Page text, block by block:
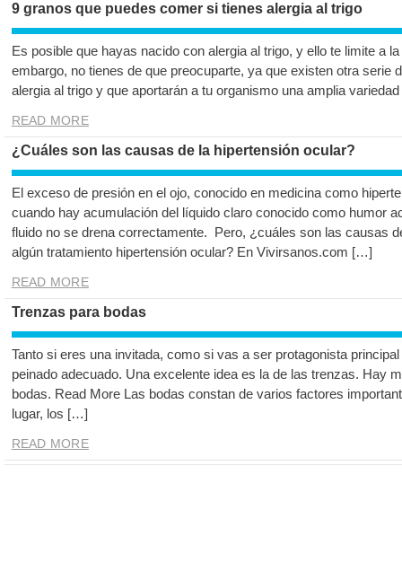
9 granos que puedes comer si tienes alergia al trigo
Es posible que hayas nacido con alergia al trigo, y ello te limite a
embargo, no tienes de que preocuparte, ya que existen otra serie
alergia al trigo y que aportarán a tu organismo una amplia
READ MORE
¿Cuáles son las causas de la hipertensión ocular?
El exceso de presión en el ojo, conocido en medicina como
cuando hay acumulación del líquido claro conocido como humor
fluido no se drena correctamente. Pero, ¿cuáles son las causas
algún tratamiento hipertensión ocular? En Vivirsanos.com […]
READ MORE
Trenzas para bodas
Tanto si eres una invitada, como si vas a ser protagonista
peinado adecuado. Una excelente idea es la de las trenzas. Hay
bodas. Read More Las bodas constan de varios factores
lugar, los […]
READ MORE